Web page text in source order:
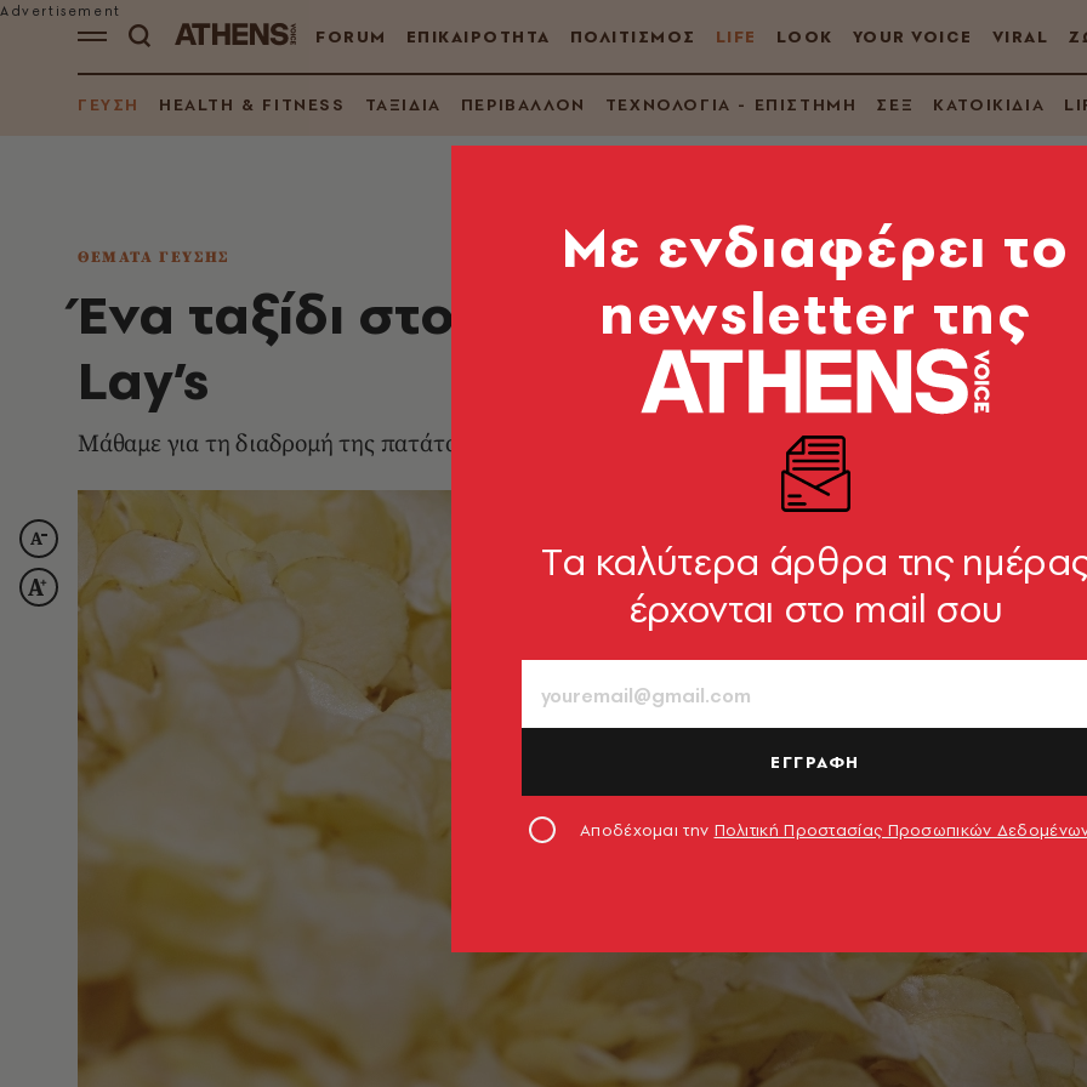
FORUM ΕΠΙΚΑΙΡΟΤΗΤΑ ΠΟΛΙΤΙΣΜΟΣ LIFE LOOK YOUR VOICE VIRAL
ΓΕΥΣΗ HEALTH & FITNESS ΤΑΞΙΔΙΑ ΠΕΡΙΒΑΛΛΟΝ ΤΕΧΝΟΛΟΓΙΑ - ΕΠΙΣΤΗΜΗ ΣΕΞ ΚΑΤΟΙΚΙΔΙΑ
ΘΕΜΑΤΑ ΓΕΥΣΗΣ
Ένα ταξίδι στον «ακαταμάχητο»
Lay’s
Μάθαμε για τη διαδρομή της πατάτας από τα χωράφια στα ράφια
Mε ενδιαφέρει το
newsletter της
Tα καλύτερα άρθρα της
έρχονται στο mail σου
ΕΓΓΡΑΦΗ
Αποδέχομαι την Πολιτική Προστασίας Προσωπικών